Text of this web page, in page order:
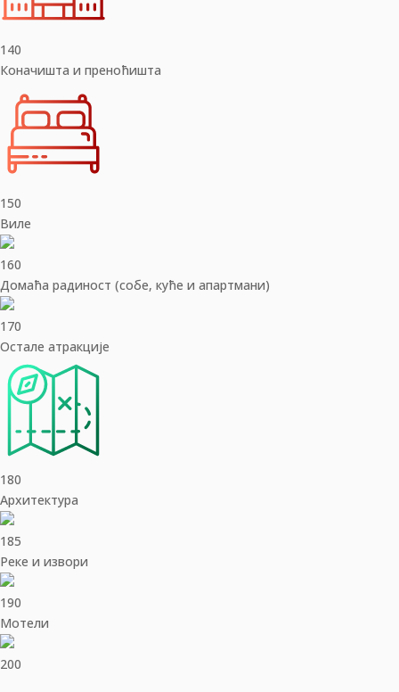
140
Коначишта и преноћишта
150
Виле
160
Домаћа радиност (собе, куће и апартмани)
170
Остале атракције
180
Архитектура
185
Реке и извори
190
Мотели
200